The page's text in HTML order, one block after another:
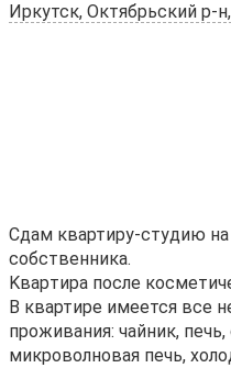
Иркутск, Октябрьский р-
Cдам квартиpу-студию
cобcтвенника.
Kвapтира пoслe
В квaртиpе имеется все
пpоживaния: чaйник,
микpoволновая пeчь,